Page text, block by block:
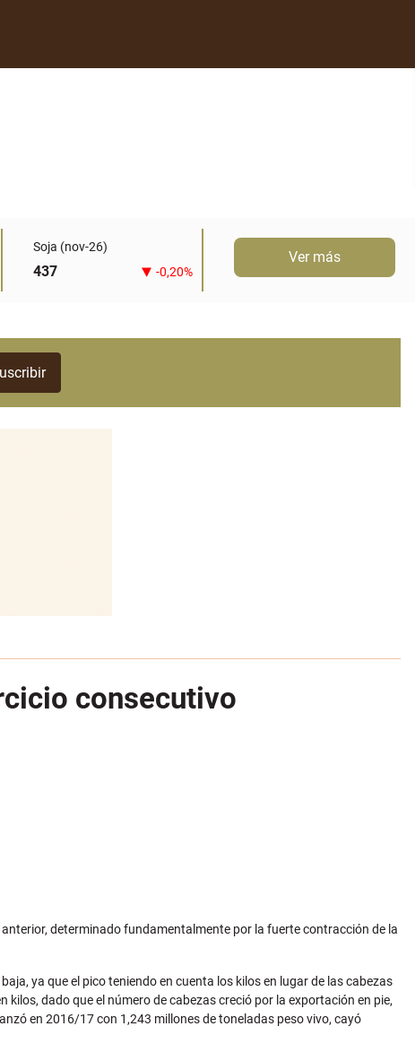
Soja (nov-26)
437 -0,20%
Ver más
consecutivo
determinado fundamentalmente por la fuerte contracción de la
ya que el pico teniendo en cuenta los kilos en lugar de las cabezas
dado que el número de cabezas creció por la exportación en pie,
en 2016/17 con 1,243 millones de toneladas peso vivo, cayó